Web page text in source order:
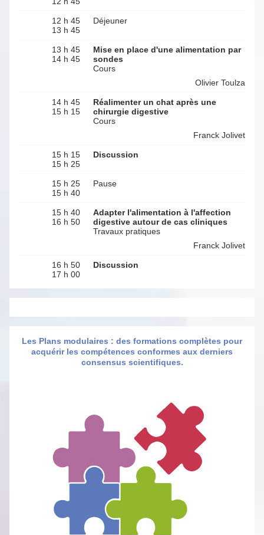
12 h 45
13 h 45
Déjeuner
13 h 45
14 h 45
Mise en place d'une alimentation par
sondes
Cours
Olivier Toulza
14 h 45
15 h 15
Réalimenter un chat après une
chirurgie digestive
Cours
Franck Jolivet
15 h 15
15 h 25
Discussion
15 h 25
15 h 40
Pause
15 h 40
16 h 50
Adapter l'alimentation à l'affection
digestive autour de cas cliniques
Travaux pratiques
Franck Jolivet
16 h 50
17 h 00
Discussion
Les Plans modulaires : des formations complètes pour
acquérir les compétences conformes aux derniers
consensus scientifiques.